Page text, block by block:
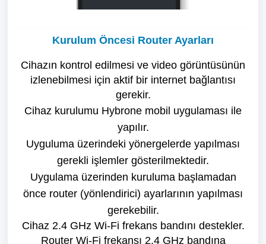
Kurulum Öncesi Router Ayarları
Cihazın kontrol edilmesi ve video görüntüsünün
izlenebilmesi için aktif bir internet bağlantısı
gerekir.
Cihaz kurulumu Hybrone mobil uygulaması ile
yapılır.
Uyguluma üzerindeki yönergelerde yapılması
gerekli işlemler gösterilmektedir.
Uygulama üzerinden kuruluma başlamadan
önce router (yönlendirici) ayarlarının yapılması
gerekebilir.
Cihaz 2.4 GHz Wi-Fi frekans bandını destekler.
Router Wi-Fi frekansı 2.4 GHz bandına